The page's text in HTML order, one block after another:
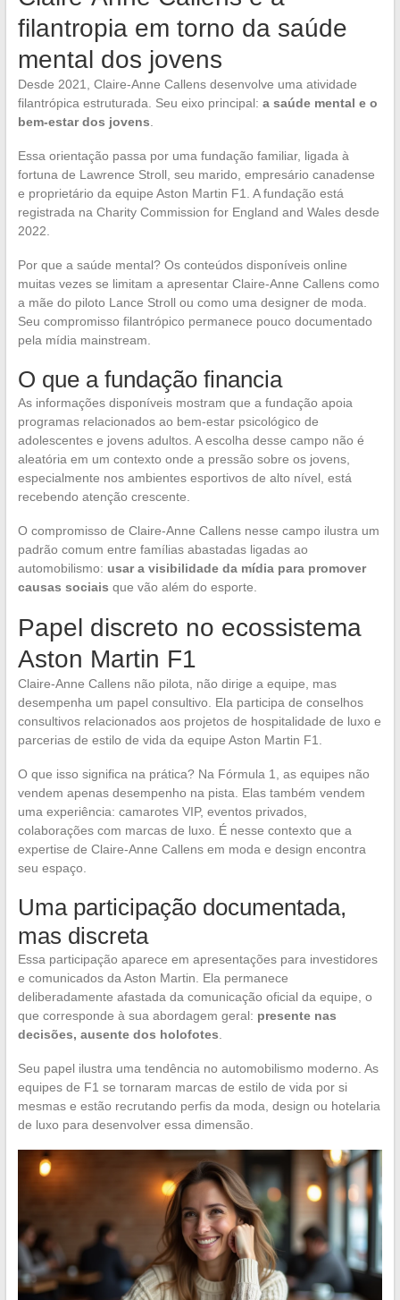
filantropia em torno da saúde
mental dos jovens
Desde 2021, Claire-Anne Callens desenvolve uma atividade
filantrópica estruturada. Seu eixo principal: a saúde mental e o
bem-estar dos jovens
Essa orientação passa por uma fundação familiar, ligada à
fortuna de Lawrence Stroll, seu marido, empresário canadense
e proprietário da equipe Aston Martin F1. A fundação está
registrada na Charity Commission for England and Wales desde
2022.
Por que a saúde mental? Os conteúdos disponíveis online
muitas vezes se limitam a apresentar Claire-Anne Callens como
a mãe do piloto Lance Stroll ou como uma designer de moda.
Seu compromisso filantrópico permanece pouco documentado
pela mídia mainstream.
O que a fundação financia
As informações disponíveis mostram que a fundação apoia
programas relacionados ao bem-estar psicológico de
adolescentes e jovens adultos. A escolha desse campo não é
aleatória em um contexto onde a pressão sobre os jovens,
especialmente nos ambientes esportivos de alto nível, está
recebendo atenção crescente.
O compromisso de Claire-Anne Callens nesse campo ilustra um
padrão comum entre famílias abastadas ligadas ao
automobilismo: usar a visibilidade da mídia para promover
causas sociais que vão além do esporte.
Papel discreto no ecossistema
Aston Martin F1
Claire-Anne Callens não pilota, não dirige a equipe, mas
desempenha um papel consultivo. Ela participa de conselhos
consultivos relacionados aos projetos de hospitalidade de luxo e
parcerias de estilo de vida da equipe Aston Martin F1.
O que isso significa na prática? Na Fórmula 1, as equipes não
vendem apenas desempenho na pista. Elas também vendem
uma experiência: camarotes VIP, eventos privados,
colaborações com marcas de luxo. É nesse contexto que a
expertise de Claire-Anne Callens em moda e design encontra
seu espaço.
Uma participação documentada,
mas discreta
Essa participação aparece em apresentações para investidores
e comunicados da Aston Martin. Ela permanece
deliberadamente afastada da comunicação oficial da equipe, o
que corresponde à sua abordagem geral: presente nas
decisões, ausente dos holofotes
Seu papel ilustra uma tendência no automobilismo moderno. As
equipes de F1 se tornaram marcas de estilo de vida por si
mesmas e estão recrutando perfis da moda, design ou hotelaria
de luxo para desenvolver essa dimensão.